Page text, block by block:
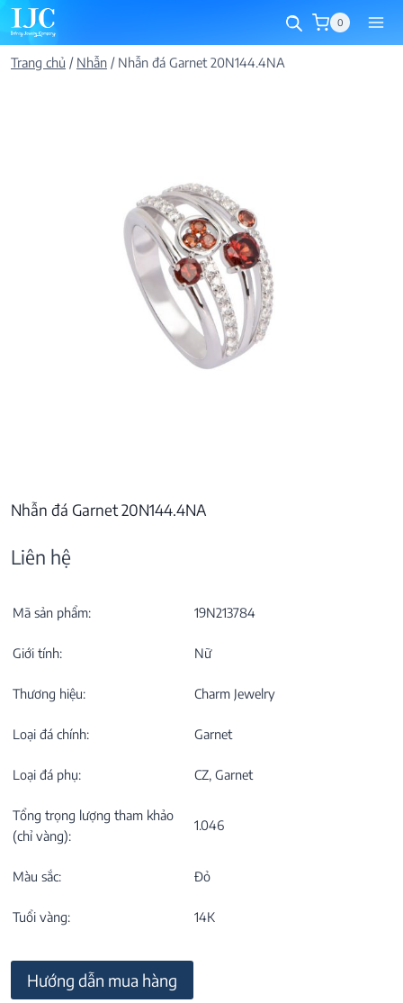
Skip
to
content
0
Trang chủ / Nhẫn / Nhẫn đá Garnet 20N144.4NA
Nhẫn đá Garnet 20N144.4NA
Liên hệ
Mã sản phẩm: 19N213784
Giới tính: Nữ
Thương hiệu: Charm Jewelry
Loại đá chính: Garnet
Loại đá phụ: CZ, Garnet
Tổng trọng lượng tham khảo
(chỉ vàng):
1.046
Màu sắc: Đỏ
Tuổi vàng: 14K
Hướng dẫn mua hàng